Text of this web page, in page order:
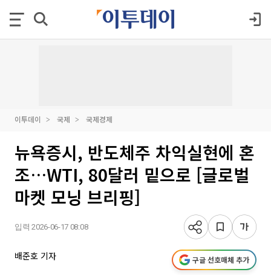
이투데이 국제 국제경제
뉴욕증시, 반도체주 차익실현에 혼
조…WTI, 80달러 밑으로 [글로벌
마켓 모닝 브리핑]
입력 2026-06-17 08:08
배준호 기자 구글 선호매체 추가